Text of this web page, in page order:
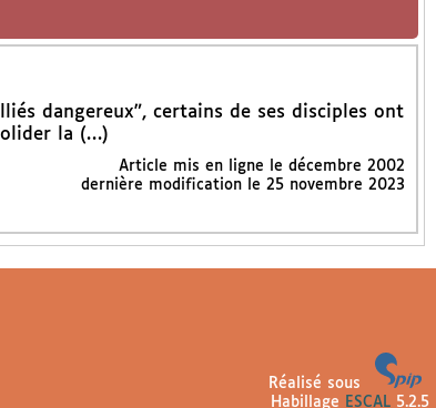
dangereux”, certains de ses disciples ont
la (…)
Article mis en ligne le décembre 2002
dernière modification le 25 novembre 2023
Réalisé sous
Habillage
ESCAL5.2.5